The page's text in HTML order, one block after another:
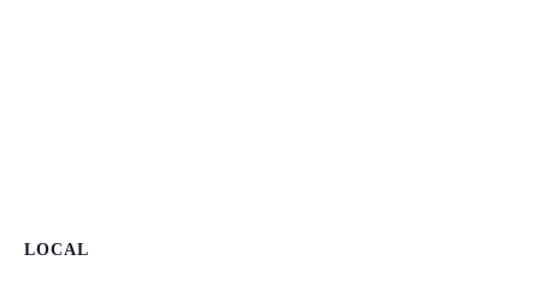
LOCAL